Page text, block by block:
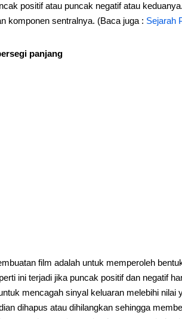
positif atau puncak negatif atau
komponen sentralnya. (Baca juga : Sejarah
panjang
film adalah untuk memperoleh
ini terjadi jika puncak positif dan negatif
mencagah sinyal keluaran melebihi nilai
dihapus atau dihilangkan sehingga